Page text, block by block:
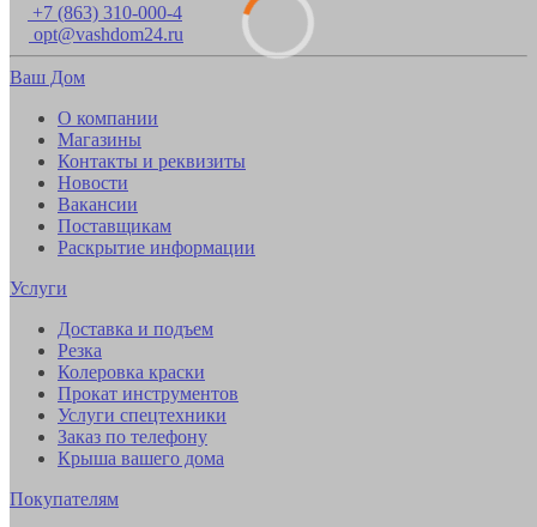
+7 (863) 310-000-4
opt@vashdom24.ru
Ваш Дом
О компании
Магазины
Контакты и реквизиты
Новости
Вакансии
Поставщикам
Раскрытие информации
Услуги
Доставка и подъем
Резка
Колеровка краски
Прокат инструментов
Услуги спецтехники
Заказ по телефону
Крыша вашего дома
Покупателям